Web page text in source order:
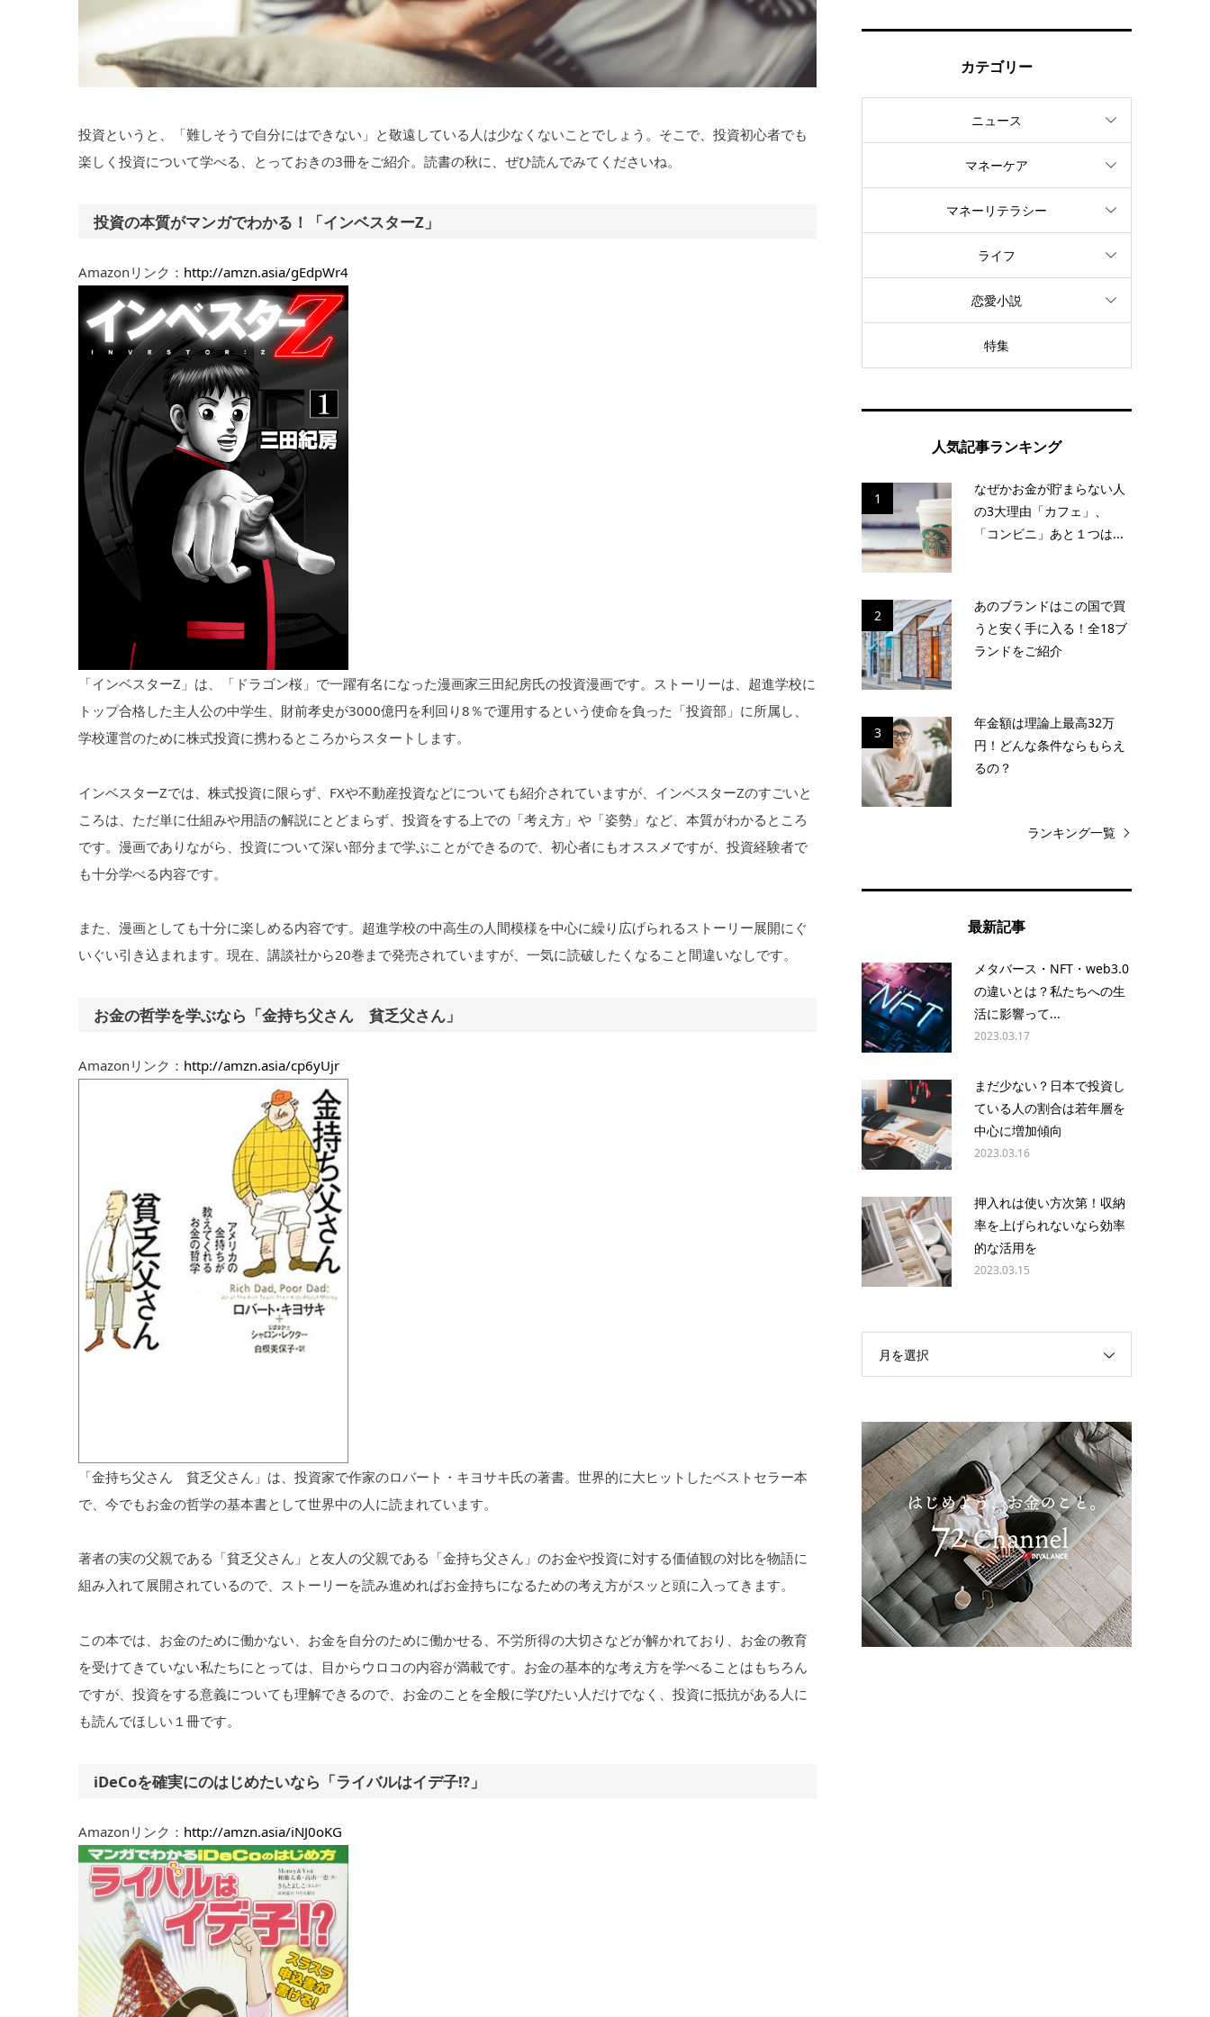
投資というと、「難しそうで自分にはできない」と敬遠している人は少なくないことでしょう。そこで、投資初心者でも
楽しく投資について学べる、とっておきの3冊をご紹介。読書の秋に、ぜひ読んでみてくださいね。
投資の本質がマンガでわかる！「インベスターZ」
Amazonリンク： http://amzn.asia/gEdpWr4
「インベスターZ」は、「ドラゴン桜」で一躍有名になった漫画家三田紀房氏の投資漫画です。ストーリーは、超進学校に
トップ合格した主人公の中学生、財前孝史が3000億円を利回り8％で運用するという使命を負った「投資部」に所属し、
学校運営のために株式投資に携わるところからスタートします。
インベスターZでは、株式投資に限らず、FXや不動産投資などについても紹介されていますが、インベスターZのすごいと
ころは、ただ単に仕組みや用語の解説にとどまらず、投資をする上での「考え方」や「姿勢」など、本質がわかるところ
です。漫画でありながら、投資について深い部分まで学ぶことができるので、初心者にもオススメですが、投資経験者で
も十分学べる内容です。
また、漫画としても十分に楽しめる内容です。超進学校の中高生の人間模様を中心に繰り広げられるストーリー展開にぐ
いぐい引き込まれます。現在、講談社から20巻まで発売されていますが、一気に読破したくなること間違いなしです。
お金の哲学を学ぶなら「金持ち父さん 貧乏父さん」
Amazonリンク： http://amzn.asia/cp6yUjr
「金持ち父さん 貧乏父さん」は、投資家で作家のロバート・キヨサキ氏の著書。世界的に大ヒットしたベストセラー本
で、今でもお金の哲学の基本書として世界中の人に読まれています。
著者の実の父親である「貧乏父さん」と友人の父親である「金持ち父さん」のお金や投資に対する価値観の対比を物語に
組み入れて展開されているので、ストーリーを読み進めればお金持ちになるための考え方がスッと頭に入ってきます。
この本では、お金のために働かない、お金を自分のために働かせる、不労所得の大切さなどが解かれており、お金の教育
を受けてきていない私たちにとっては、目からウロコの内容が満載です。お金の基本的な考え方を学べることはもちろん
ですが、投資をする意義についても理解できるので、お金のことを全般に学びたい人だけでなく、投資に抵抗がある人に
も読んでほしい１冊です。
iDeCoを確実にのはじめたいなら「ライバルはイデ子!?」
Amazonリンク： http://amzn.asia/iNJ0oKG
カテゴリー
ニュース
マネーケア
マネーリテラシー
ライフ
恋愛小説
特集
人気記事ランキング
1
なぜかお金が貯まらない人
の3大理由「カフェ」、
「コンビニ」あと１つは...
2
あのブランドはこの国で買
うと安く手に入る！全18ブ
ランドをご紹介
3
年金額は理論上最高32万
円！どんな条件ならもらえ
るの？
ランキング一覧
最新記事
メタバース・NFT・web3.0
の違いとは？私たちへの生
活に影響って...
2023.03.17
まだ少ない？日本で投資し
ている人の割合は若年層を
中心に増加傾向
2023.03.16
押入れは使い方次第！収納
率を上げられないなら効率
的な活用を
2023.03.15
月を選択